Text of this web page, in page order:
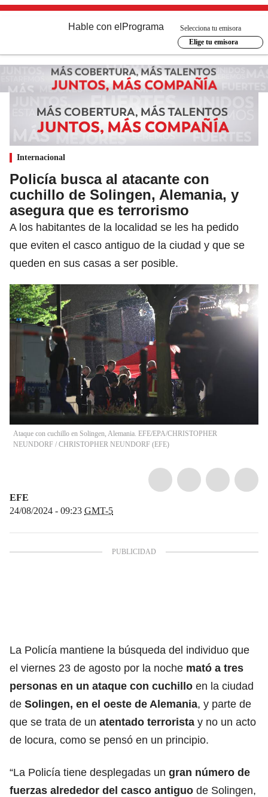
Hable con el Programa
Selecciona tu emisora
Elige tu emisora
Internacional
Policía busca al atacante con
cuchillo de Solingen, Alemania, y
asegura que es terrorismo
A los habitantes de la localidad se les ha pedido
que eviten el casco antiguo de la ciudad y que se
queden en sus casas a ser posible.
Ataque con cuchillo en Solingen, Alemania. EFE/EPA/CHRISTOPHER
NEUNDORF / CHRISTOPHER NEUNDORF (EFE)
EFE
24/08/2024 - 09:23 GMT-5
La Policía mantiene la búsqueda del individuo que
el viernes 23 de agosto por la noche mató a tres
personas en un ataque con cuchillo en la ciudad
de Solingen, en el oeste de Alemania, y parte de
que se trata de un atentado terrorista y no un acto
de locura, como se pensó en un principio.
“La Policía tiene desplegadas un gran número de
fuerzas alrededor del casco antiguo de Solingen,